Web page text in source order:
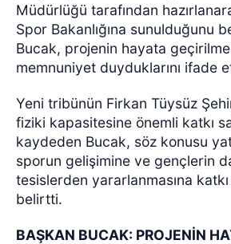
Müdürlüğü tarafından
Spor Bakanlığına sunulduğunu
Bucak, projenin hayata
memnuniyet duyduklarını ifade
Yeni tribünün Firkan Tüysüz
fiziki kapasitesine önemli katkı
kaydeden Bucak, söz konusu
sporun gelişimine ve gençlerin
tesislerden yararlanmasına katkı
belirtti.
BAŞKAN BUCAK: PROJENİN